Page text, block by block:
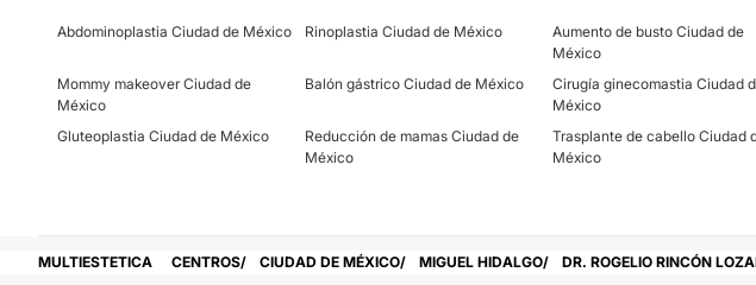
Abdominoplastia Ciudad de México Rinoplastia Ciudad de México
Aumento de busto Ciudad de
México
Mommy makeover Ciudad de
México
Balón gástrico Ciudad de México
Cirugía ginecomastia Ciudad
México
Gluteoplastia Ciudad de México
Reducción de mamas Ciudad de
México
Trasplante de cabello Ciudad
México
MULTIESTETICA CENTROS CIUDAD DE MÉXICO MIGUEL HIDALGO DR. ROGELIO RINCÓN